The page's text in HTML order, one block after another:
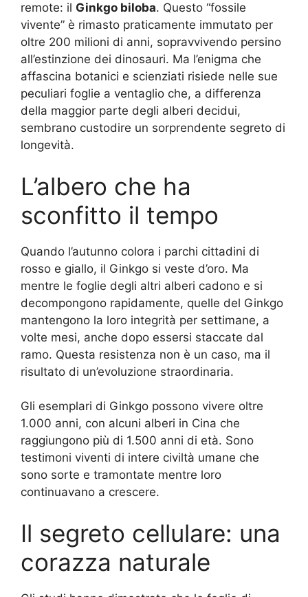
remote: il Ginkgo biloba. Questo “fossile
vivente” è rimasto praticamente immutato per
oltre 200 milioni di anni, sopravvivendo persino
all’estinzione dei dinosauri. Ma l’enigma che
affascina botanici e scienziati risiede nelle sue
peculiari foglie a ventaglio che, a differenza
della maggior parte degli alberi decidui,
sembrano custodire un sorprendente segreto di
longevità.
L’albero che ha
sconfitto il tempo
Quando l’autunno colora i parchi cittadini di
rosso e giallo, il Ginkgo si veste d’oro. Ma
mentre le foglie degli altri alberi cadono e si
decompongono rapidamente, quelle del Ginkgo
mantengono la loro integrità per settimane, a
volte mesi, anche dopo essersi staccate dal
ramo. Questa resistenza non è un caso, ma il
risultato di un’evoluzione straordinaria.
Gli esemplari di Ginkgo possono vivere oltre
1.000 anni, con alcuni alberi in Cina che
raggiungono più di 1.500 anni di età. Sono
testimoni viventi di intere civiltà umane che
sono sorte e tramontate mentre loro
continuavano a crescere.
Il segreto cellulare: una
corazza naturale